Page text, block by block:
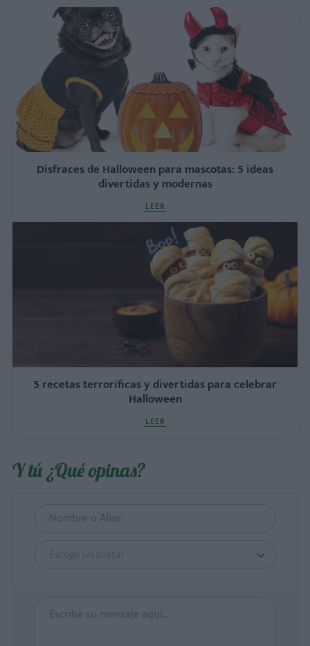
Disfraces de Halloween para mascotas: 5 ideas
divertidas y modernas
LEER
5 recetas terroríficas y divertidas para celebrar
Halloween
LEER
Y tú ¿Qué opinas?
Escoge un avatar